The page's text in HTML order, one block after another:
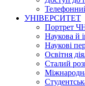
УНІВЕРСИТЕТ
Портрет
Наукова й
Наукові
Освітня
Сталий